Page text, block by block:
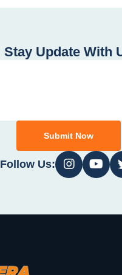
Stay Update With
Submit Now
Follow Us: